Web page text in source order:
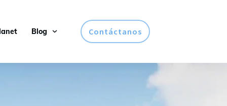
Blog Contáctanos